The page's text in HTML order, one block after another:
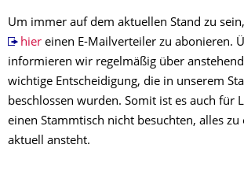
Um immer auf dem aktuellen Stand zu
hier einen E-Mailverteiler zu abonieren.
informieren wir regelmäßig über
wichtige Entscheidigung, die in unserem
beschlossen wurden. Somit ist es auch für
einen Stammtisch nicht besuchten, alles zu
aktuell ansteht.